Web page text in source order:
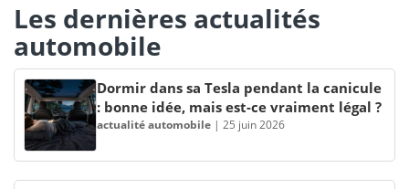
Les dernières actualités
automobile
Dormir dans sa Tesla pendant la canicule
: bonne idée, mais est-ce vraiment légal ?
actualité automobile | 25 juin 2026